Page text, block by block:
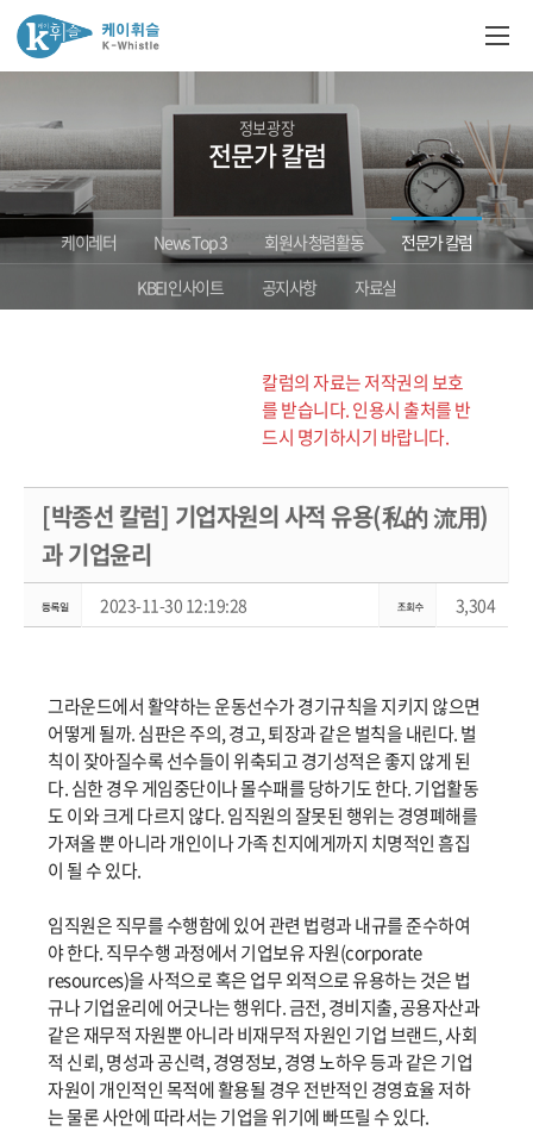
정보광장
전문가 칼럼
케이레터 News Top 3 회원사 청렴활동
전문가 칼럼
KBEI 인사이트
공지사항 자료실
칼럼의 자료는 저작권의 보호
를 받습니다. 인용시 출처를 반
드시 명기하시기 바랍니다.
[박종선 칼럼] 기업자원의 사적 유용(私的 流用)
과 기업윤리
2023-11-30 12:19:28 3,304
그라운드에서 활약하는 운동선수가 경기규칙을 지키지 않으면
어떻게 될까. 심판은 주의, 경고, 퇴장과 같은 벌칙을 내린다. 벌
칙이 잦아질수록 선수들이 위축되고 경기성적은 좋지 않게 된
다. 심한 경우 게임중단이나 몰수패를 당하기도 한다. 기업활동
도 이와 크게 다르지 않다. 임직원의 잘못된 행위는 경영폐해를
가져올 뿐 아니라 개인이나 가족 친지에게까지 치명적인 흠집
이 될 수 있다.
임직원은 직무를 수행함에 있어 관련 법령과 내규를 준수하여
야 한다. 직무수행 과정에서 기업보유 자원(corporate
resources)을 사적으로 혹은 업무 외적으로 유용하는 것은 법
규나 기업윤리에 어긋나는 행위다. 금전, 경비지출, 공용자산과
같은 재무적 자원뿐 아니라 비재무적 자원인 기업 브랜드, 사회
적 신뢰, 명성과 공신력, 경영정보, 경영 노하우 등과 같은 기업
자원이 개인적인 목적에 활용될 경우 전반적인 경영효율 저하
는 물론 사안에 따라서는 기업을 위기에 빠뜨릴 수 있다.